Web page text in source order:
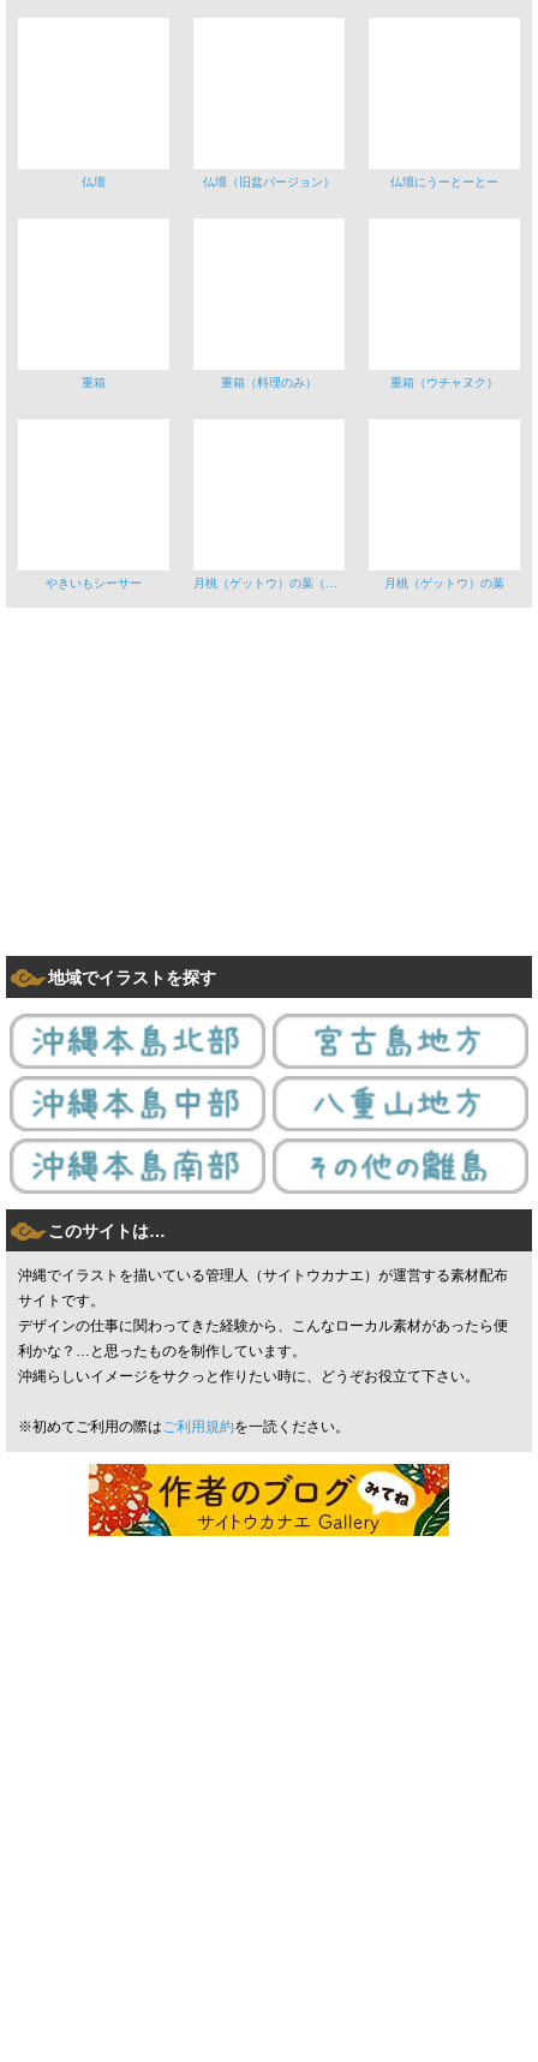
仏壇 仏壇（旧盆バージョン） 仏壇にうーとーとー
重箱 重箱（料理のみ） 重箱（ウチャヌク）
やきいもシーサー 月桃（ゲットウ）の葉
地域でイラストを探す
このサイトは…
沖縄でイラストを描いている管理人（サイトウカナエ）が運営する素材配布
サイトです。
デザインの仕事に関わってきた経験から、こんなローカル素材があったら便
利かな？…と思ったものを制作しています。
沖縄らしいイメージをサクっと作りたい時に、どうぞお役立て下さい。
※初めてご利用の際はご利用規約を一読ください。